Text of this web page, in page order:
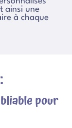
ainsi une
à chaque
pour